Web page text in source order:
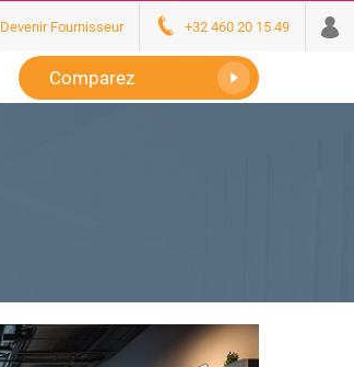
Devenir Fournisseur +32 460 20 15 49
Comparez